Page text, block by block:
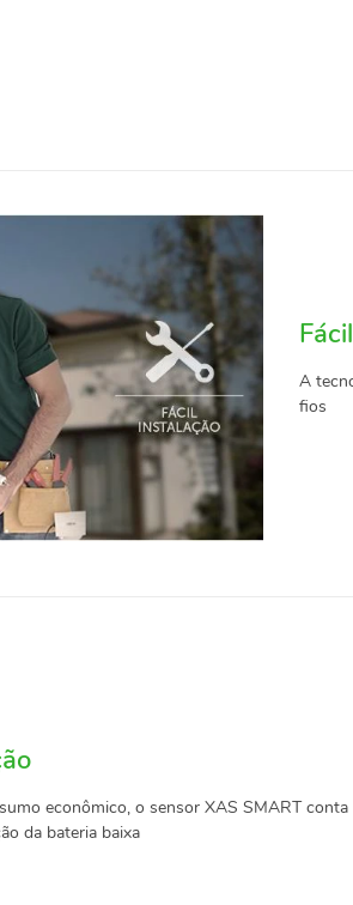
A
fios
econômico, o sensor XAS SMART conta
da bateria baixa